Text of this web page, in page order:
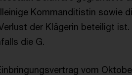
Kommanditistin sowie
der Klägerin beteiligt
die G.
vom